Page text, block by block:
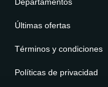
Últimas ofertas
Términos y condiciones
Políticas de privacidad